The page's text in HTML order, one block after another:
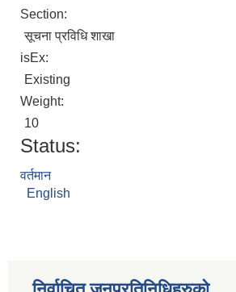
Section:
सूचना प्रविधि शाखा
isEx:
Existing
Weight:
10
Status:
वर्तमान
English